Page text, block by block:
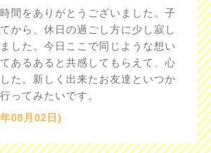
間をありがとうございました。子
から、休日の過ごし方に少し寂し
した。今日ここで同じような想い
あるあると共感してもらえて、心
た。新しく出来たお友達といつか
ってみたいです。
08月02日)